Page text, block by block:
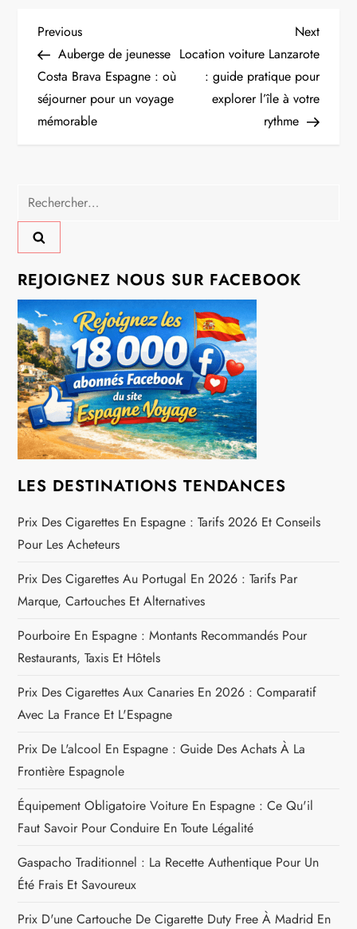
N
a
v
g
a
t
i
o
n
d
e
l
’
a
r
t
i
c
l
e
Previous
Post
Previous
Auberge de jeunesse
Costa Brava Espagne : où
séjourner pour un voyage
mémorable
Next
Post
Next
Location voiture Lanzarote
: guide pratique pour
explorer l’île à votre
rythme
Rechercher :
REJOIGNEZ NOUS SUR FACEBOOK
LES DESTINATIONS TENDANCES
Prix Des Cigarettes En Espagne : Tarifs 2026 Et Conseils
Pour Les Acheteurs
Prix Des Cigarettes Au Portugal En 2026 : Tarifs Par
Marque, Cartouches Et Alternatives
Pourboire En Espagne : Montants Recommandés Pour
Restaurants, Taxis Et Hôtels
Prix Des Cigarettes Aux Canaries En 2026 : Comparatif
Avec La France Et L'Espagne
Prix De L'alcool En Espagne : Guide Des Achats À La
Frontière Espagnole
Équipement Obligatoire Voiture En Espagne : Ce Qu'il
Faut Savoir Pour Conduire En Toute Légalité
Gaspacho Traditionnel : La Recette Authentique Pour Un
Été Frais Et Savoureux
Prix D'une Cartouche De Cigarette Duty Free À Madrid En